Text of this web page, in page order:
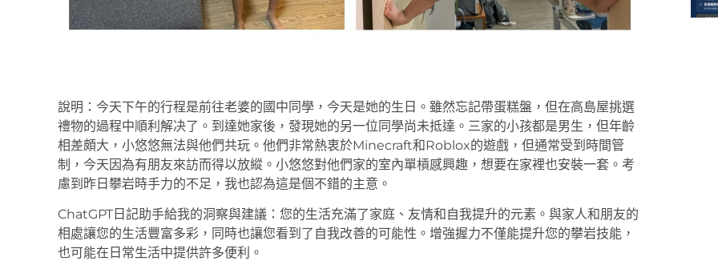
說明：今天下午的行程是前往老婆的國中同學，今天是她的生日。雖然忘記帶蛋糕盤，但在高島屋挑選
禮物的過程中順利解决了。到達她家後，發現她的另一位同學尚未抵達。三家的小孩都是男生，但年齡
相差頗大，小悠悠無法與他們共玩。他們非常熱衷於Minecraft和Roblox的遊戲，但通常受到時間管
制，今天因為有朋友來訪而得以放縱。小悠悠對他們家的室內單槓感興趣，想要在家裡也安裝一套。考
慮到昨日攀岩時手力的不足，我也認為這是個不錯的主意。
ChatGPT日記助手給我的洞察與建議：您的生活充滿了家庭、友情和自我提升的元素。與家人和朋友的
相處讓您的生活豐富多彩，同時也讓您看到了自我改善的可能性。增強握力不僅能提升您的攀岩技能，
也可能在日常生活中提供許多便利。